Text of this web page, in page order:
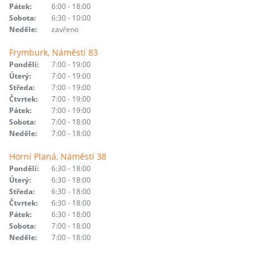
Pátek:
6:00 - 18:00
Sobota:
6:30 - 10:00
Neděle:
zavřeno
Frymburk, Náměstí 83
Pondělí:
7:00 - 19:00
Úterý:
7:00 - 19:00
Středa:
7:00 - 19:00
Čtvrtek:
7:00 - 19:00
Pátek:
7:00 - 19:00
Sobota:
7:00 - 18:00
Neděle:
7:00 - 18:00
Horní Planá, Náměstí 38
Pondělí:
6:30 - 18:00
Úterý:
6:30 - 18:00
Středa:
6:30 - 18:00
Čtvrtek:
6:30 - 18:00
Pátek:
6:30 - 18:00
Sobota:
7:00 - 18:00
Neděle:
7:00 - 18:00